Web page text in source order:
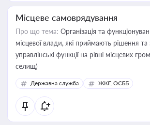
Місцеве самоврядування
Про що тема: Організація та
місцевої влади, які приймають рішення
управлінські функції на рівні місцевих
селищ)
Державна служба ЖКГ, ОСББ